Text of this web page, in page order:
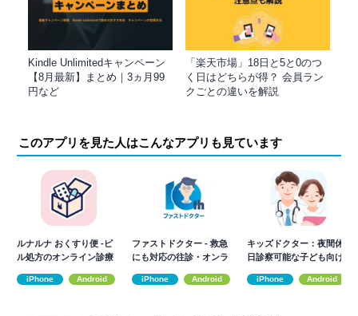
Kindle Unlimitedキャンペーン
【8月最新】まとめ｜3ヵ月99
円など
「楽天市場」18日と5と0のつ
く日はどちらが得？ 会員ラン
クごとの違いを解説
このアプリを見た人はこんなアプリも見ています
ルナルナ おくすり便 -ピ
ル処方のオンライン診療
iPhone Android
ファストドクター - 救急
にも対応の往診・オンラ
iPhone Android
キッズドクター：夜間休
日診察可能な子ども向け
iPhone Android